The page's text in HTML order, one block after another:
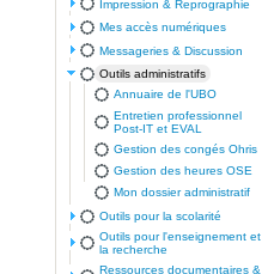
Impression & Reprographie
Mes accès numériques
Messageries & Discussion
Outils administratifs
Annuaire de l'UBO
Entretien professionnel
Post-IT et EVAL
Gestion des congés Ohris
Gestion des heures OSE
Mon dossier administratif
Outils pour la scolarité
Outils pour l'enseignement et
la recherche
Ressources documentaires &